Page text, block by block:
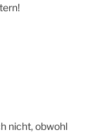
nicht, obwohl